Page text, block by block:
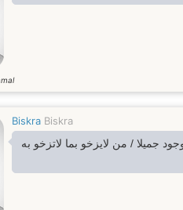
Biskra Biskra
كن جميل ترى الوجود جميلا / من لايزخو بما لاتزخو به